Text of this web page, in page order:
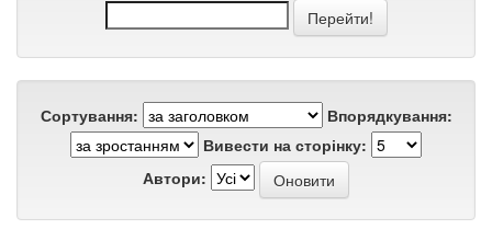
Сортування:
Впорядкування:
Вивести на сторінку:
Автори: